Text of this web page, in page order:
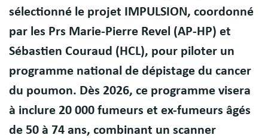
sélectionné le projet IMPULSION, coordonné
par les Prs Marie-Pierre Revel (AP-HP) et
Sébastien Couraud (HCL), pour piloter un
programme national de dépistage du cancer
du poumon. Dès 2026, ce programme visera
à inclure 20 000 fumeurs et ex-fumeurs âgés
de 50 à 74 ans, combinant un scanner